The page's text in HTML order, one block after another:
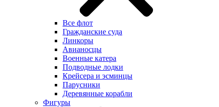
Все флот
Гражданские суда
Линкоры
Авианосцы
Военные катера
Подводные лодки
Крейсера и эсминцы
Парусники
Деревянные корабли
Фигуры